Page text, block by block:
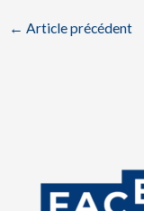
← Article précédent